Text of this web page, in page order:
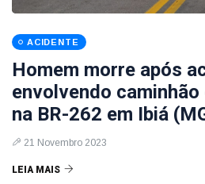
ACIDENTE
Homem morre após
envolvendo
na BR-262 em Ibiá
21 Novembro 2023
LEIA MAIS